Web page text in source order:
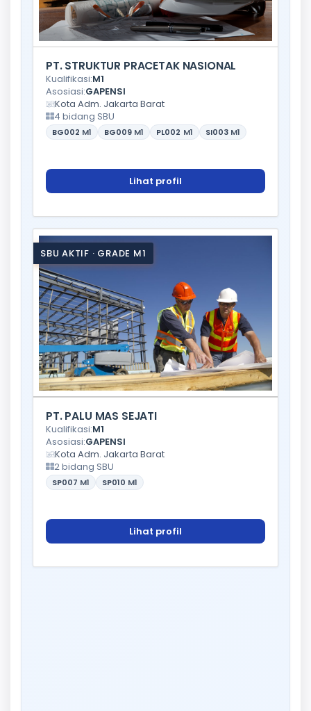
PT. STRUKTUR PRACETAK NASIONAL
Kualifikasi:M1
Asosiasi:GAPENSI
Kota Adm. Jakarta Barat
4 bidang SBU
BG002 M1 BG009 M1 PL002 M1 SI003 M1
Lihat profil
SBU AKTIF · GRADE M1
PT. PALU MAS SEJATI
Kualifikasi:M1
Asosiasi:GAPENSI
Kota Adm. Jakarta Barat
2 bidang SBU
SP007 M1 SP010 M1
Lihat profil